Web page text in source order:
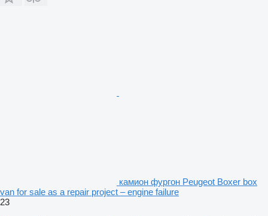
камион фургон Peugeot Boxer box
van for sale as a repair project – engine failure
23